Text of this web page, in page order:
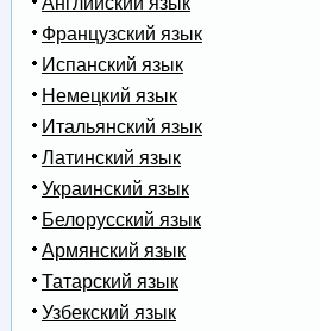
Французский язык
Испанский язык
Немецкий язык
Итальянский язык
Латинский язык
Украинский язык
Белорусский язык
Армянский язык
Татарский язык
Узбекский язык